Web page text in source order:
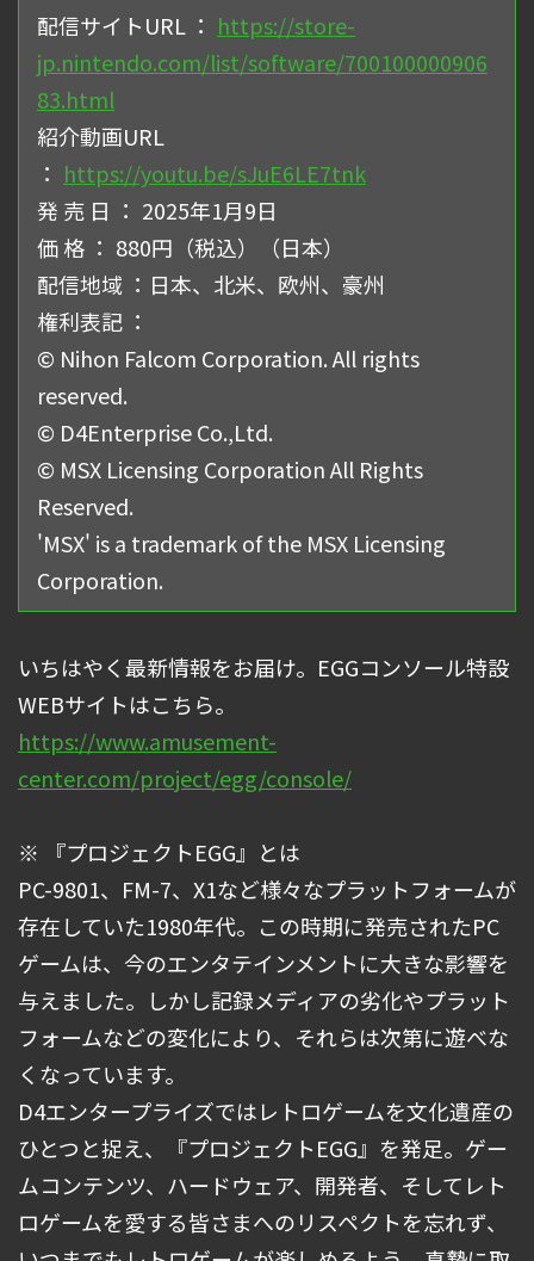
配信サイトURL ： https://store-
jp.nintendo.com/list/software/700100000906
83.html
紹介動画URL
： https://youtu.be/sJuE6LE7tnk
発 売 日 ： 2025年1月9日
価 格 ： 880円（税込）（日本）
配信地域 ：日本、北米、欧州、豪州
権利表記 ：
© Nihon Falcom Corporation. All rights
reserved.
© D4Enterprise Co.,Ltd.
© MSX Licensing Corporation All Rights
Reserved.
'MSX' is a trademark of the MSX Licensing
Corporation.
いちはやく最新情報をお届け。EGGコンソール特設
WEBサイトはこちら。
https://www.amusement-
center.com/project/egg/console/
※ 『プロジェクトEGG』とは
PC-9801、FM-7、X1など様々なプラットフォームが
存在していた1980年代。この時期に発売されたPC
ゲームは、今のエンタテインメントに大きな影響を
与えました。しかし記録メディアの劣化やプラット
フォームなどの変化により、それらは次第に遊べな
くなっています。
D4エンタープライズではレトロゲームを文化遺産の
ひとつと捉え、『プロジェクトEGG』を発足。ゲー
ムコンテンツ、ハードウェア、開発者、そしてレト
ロゲームを愛する皆さまへのリスペクトを忘れず、